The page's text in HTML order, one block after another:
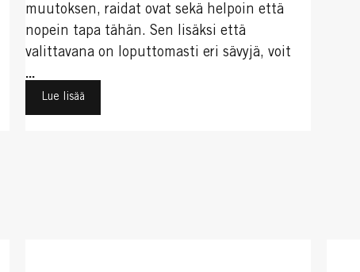
muutoksen, raidat ovat sekä helpoin että
nopein tapa tähän. Sen lisäksi että
valittavana on loputtomasti eri sävyjä, voit
myös käyttää erilaisia tekniikoita yksilöllisen
lopputuloksen luomiseen. Lue lisää näiden
toteuttamisesta.
...
Lue lisää